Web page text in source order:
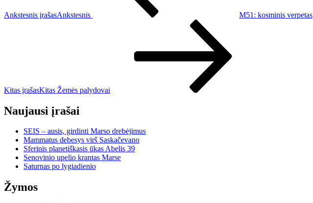
Ankstesnis įrašasAnkstesnis M51: kosminis verpetas
Kitas įrašasKitas Žemės palydovai
Naujausi įrašai
SEIS – ausis, girdinti Marso drebėjimus
Mammatus debesys virš Saskačevano
Sferinis planetiškasis ūkas Abelis 39
Senovinio upelio krantas Marse
Saturnas po lygiadienio
Žymos